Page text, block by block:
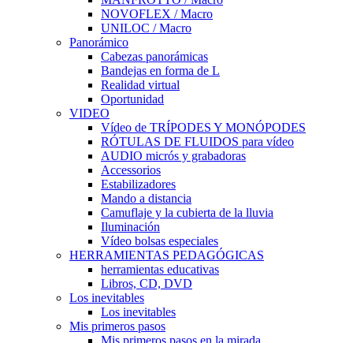
NOVOFLEX / Macro
UNILOC / Macro
Panorámico
Cabezas panorámicas
Bandejas en forma de L
Realidad virtual
Oportunidad
VIDEO
Vídeo de TRÍPODES Y MONÓPODES
RÓTULAS DE FLUIDOS para vídeo
AUDIO micrós y grabadoras
Accessorios
Estabilizadores
Mando a distancia
Camuflaje y la cubierta de la lluvia
Iluminación
Vídeo bolsas especiales
HERRAMIENTAS PEDAGÓGICAS
herramientas educativas
Libros, CD, DVD
Los inevitables
Los inevitables
Mis primeros pasos
Mis primeros pasos en la mirada